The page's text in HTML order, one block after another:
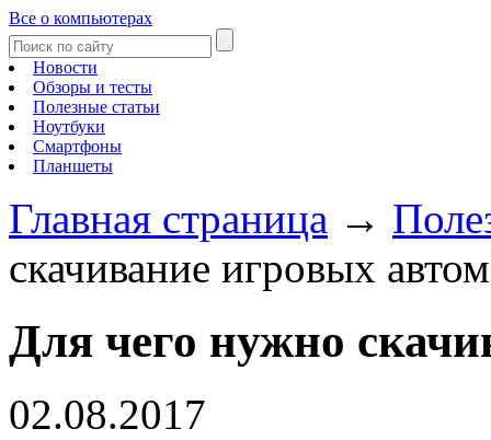
Все о компьютерах
Новости
Обзоры и тесты
Полезные статьи
Ноутбуки
Смартфоны
Планшеты
Главная страница →
скачивание игровых
Для чего нужно
02.08.2017